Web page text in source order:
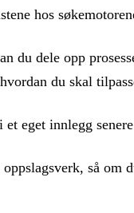
hos
du dele opp
du skal
eget innlegg
så